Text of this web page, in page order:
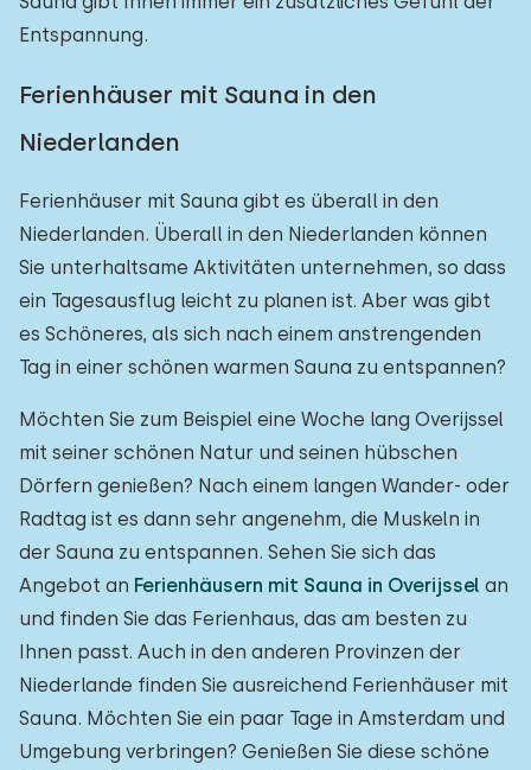
Entspannung.
Ferienhäuser mit Sauna in den
Niederlanden
Ferienhäuser mit Sauna gibt es überall in den
Niederlanden. Überall in den Niederlanden können
Sie unterhaltsame Aktivitäten unternehmen, so dass
ein Tagesausflug leicht zu planen ist. Aber was gibt
es Schöneres, als sich nach einem anstrengenden
Tag in einer schönen warmen Sauna zu entspannen?
Möchten Sie zum Beispiel eine Woche lang Overijssel
mit seiner schönen Natur und seinen hübschen
Dörfern genießen? Nach einem langen Wander- oder
Radtag ist es dann sehr angenehm, die Muskeln in
der Sauna zu entspannen. Sehen Sie sich das
Angebot an Ferienhäusern mit Sauna in Overijssel an
und finden Sie das Ferienhaus, das am besten zu
Ihnen passt. Auch in den anderen Provinzen der
Niederlande finden Sie ausreichend Ferienhäuser mit
Sauna. Möchten Sie ein paar Tage in Amsterdam und
Umgebung verbringen? Genießen Sie diese schöne